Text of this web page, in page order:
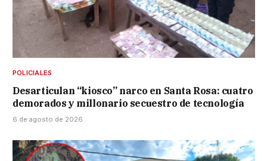
POLICIALES
Desarticulan “kiosco” narco en Santa Rosa: cuatro
demorados y millonario secuestro de tecnología
6 de agosto de 2026